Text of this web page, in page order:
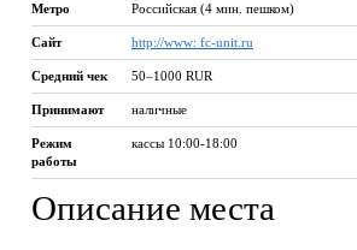
Метро Российская (4 мин. пешком)
Сайт http://www: fc-unit.ru
Средний чек 50–1000 RUR
Принимают наличные
Режим
работы
кассы 10:00-18:00
Описание места